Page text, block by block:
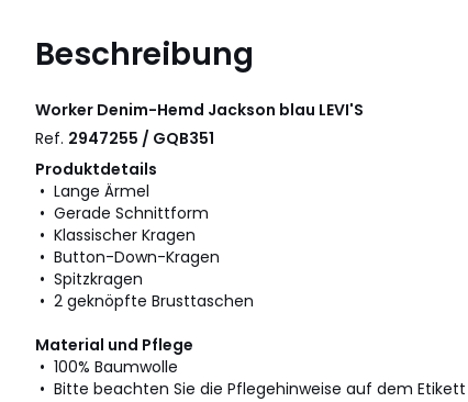
Beschreibung
Worker Denim-Hemd Jackson blau LEVI'S
Ref. 2947255 / GQB351
Produktdetails
• Lange Ärmel
• Gerade Schnittform
• Klassischer Kragen
• Button-Down-Kragen
• Spitzkragen
• 2 geknöpfte Brusttaschen
Material und Pflege
• 100% Baumwolle
• Bitte beachten Sie die Pflegehinweise auf dem Etikett